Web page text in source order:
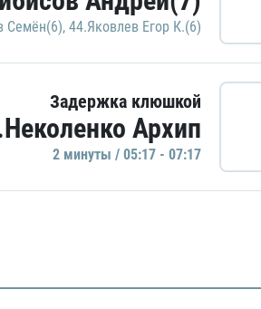
Семён(6), 44.Яковлев Егор К.(6)
Задержка клюшкой
Архип
2 минуты / 05:17 - 07:17